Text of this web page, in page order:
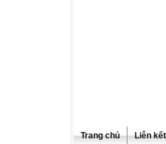
Trang chủ Liên kết